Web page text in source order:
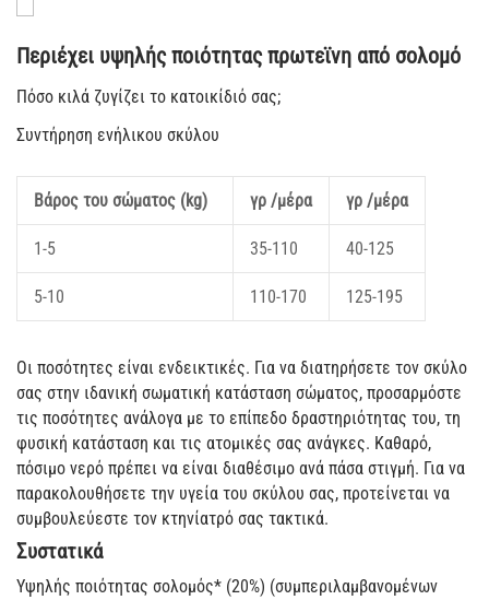
Περιέχει υψηλής ποιότητας πρωτεϊνη από σολομό
Πόσο κιλά ζυγίζει το κατοικίδιό σας;
Συντήρηση ενήλικου σκύλου
Βάρος του σώματος (kg) γρ /μέρα γρ /μέρα
1-5 35-110 40-125
5-10 110-170 125-195
Oι ποσότητες είναι ενδεικτικές. Για να διατηρήσετε τον σκύλο
σας στην ιδανική σωματική κατάσταση σώματος, προσαρμόστε
τις ποσότητες ανάλογα με το επίπεδο δραστηριότητας του, τη
φυσική κατάσταση και τις ατομικές σας ανάγκες. Καθαρό,
πόσιμο νερό πρέπει να είναι διαθέσιμο ανά πάσα στιγμή. Για να
παρακολουθήσετε την υγεία του σκύλου σας, προτείνεται να
συμβουλεύεστε τον κτηνίατρό σας τακτικά.
Συστατικά
Υψηλής ποιότητας σολομός* (20%) (συμπεριλαμβανομένων